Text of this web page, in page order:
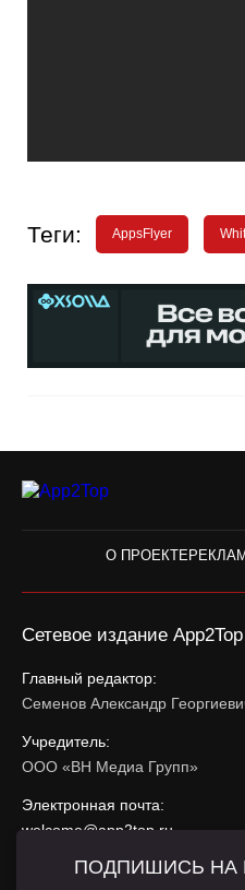
Теги: AppsFlyer
О ПРОЕКТЕ
Сетевое издание App2Top
Главный редактор:
Семенов Александр
Учредитель:
ООО «ВН Медиа Групп»
Электронная почта:
welcome@app2top.ru
При использовании материалов
ПОДПИШИСЬ НА